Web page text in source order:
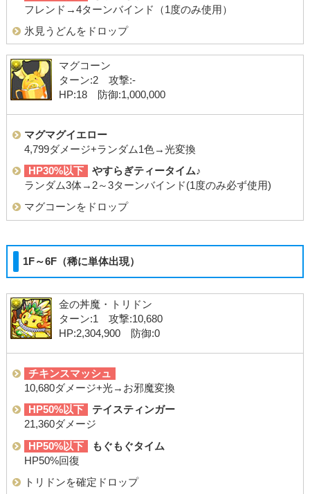
フレンド→4ターンバインド（1度のみ使用）
氷見うどんをドロップ
マグコーン
ターン:2 攻撃:-
HP:18 防御:1,000,000
マグマグイエロー
4,799ダメージ+ランダム1色→光変換
HP30%以下
やすらぎティータイム♪
ランダム3体→2～3ターンバインド(1度のみ必ず使用)
マグコーンをドロップ
1F～6F（稀に単体出現）
金の丼魔・トリドン
ターン:1 攻撃:10,680
HP:2,304,900 防御:0
チキンスマッシュ
10,680ダメージ+光→お邪魔変換
HP50%以下
テイスティンガー
21,360ダメージ
HP50%以下
もぐもぐタイム
HP50%回復
トリドンを確定ドロップ